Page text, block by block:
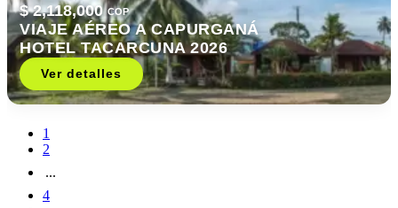
$ 2,118,000COP
VIAJE AÉREO A CAPURGANÁ
HOTEL TACARCUNA 2026
Ver detalles
1
2
...
4